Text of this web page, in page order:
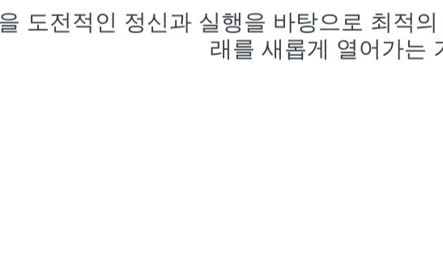
도전적인 정신과 실행을 바탕으로 최적
래를 새롭게 열어가는